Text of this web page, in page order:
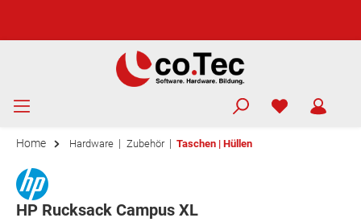
Home Hardware | Zubehör | Taschen | Hüllen
HP Rucksack Campus XL